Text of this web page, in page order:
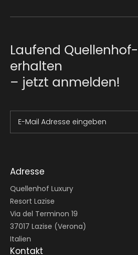
Laufend
erhalten
– jetzt anmelden!
E-Mail Adresse eingeben
Adresse
Quellenhof Luxury
Resort Lazise
Via del Terminon 19
37017 Lazise (Verona)
Italien
Kontakt